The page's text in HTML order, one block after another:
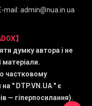
mail: admin@nua.in.ua
】
думку автора і не
матеріали.
частковому
на " DTP.VN.UA " є
— гіперпосилання).